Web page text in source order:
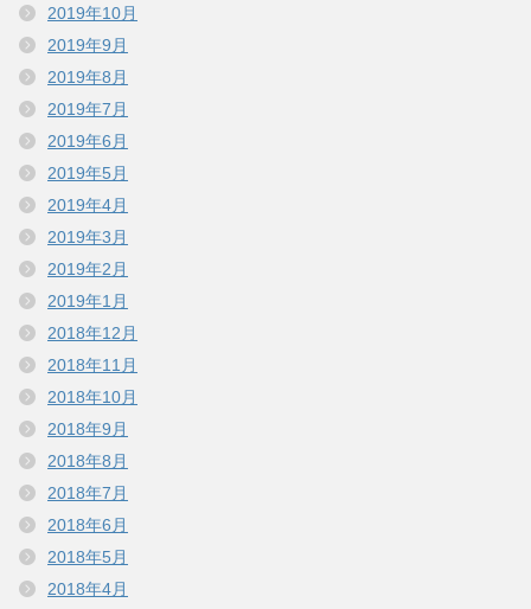
2019年10月
2019年9月
2019年8月
2019年7月
2019年6月
2019年5月
2019年4月
2019年3月
2019年2月
2019年1月
2018年12月
2018年11月
2018年10月
2018年9月
2018年8月
2018年7月
2018年6月
2018年5月
2018年4月